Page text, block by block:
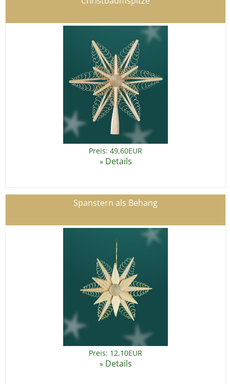
Preis: 49,60EUR
» Details
Spanstern als Behang
Preis: 12,10EUR
» Details